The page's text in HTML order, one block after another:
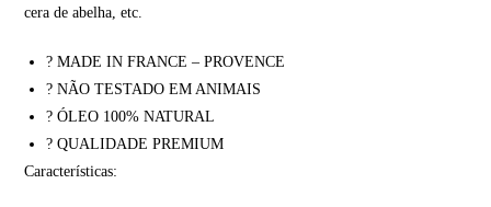
cera de abelha, etc.
? MADE IN FRANCE – PROVENCE
? NÃO TESTADO EM ANIMAIS
? ÓLEO 100% NATURAL
? QUALIDADE PREMIUM
Características: